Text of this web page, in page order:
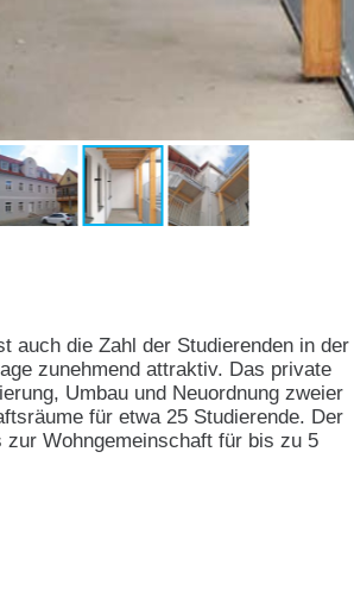
auch die Zahl der Studierenden in der
zunehmend attraktiv. Das private
Umbau und Neuordnung zweier
für etwa 25 Studierende. Der
Wohngemeinschaft für bis zu 5